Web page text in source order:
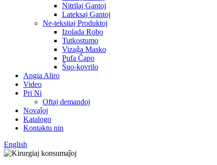
Nitrilaj Gantoj
Lateksaj Gantoj
Ne-teksitaj Produktoj
Izolada Robo
Tutkostumo
Vizaĝa Masko
Pufa Ĉapo
Ŝuo-kovrilo
Angia Aliro
Video
Pri Ni
Oftaj demandoj
Novaĵoj
Katalogo
Kontaktu nin
English